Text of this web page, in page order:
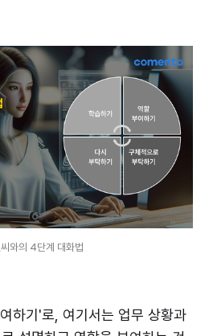
와의 4단계 대화법
하기'로, 여기서는 업무 상황과